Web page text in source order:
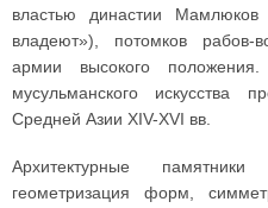
властью династии
владеют»), потомков рабов-
армии высокого положения.
мусульманского искусства
Средней Азии XIV-XVI вв.
Архитектурные
геометризация форм,